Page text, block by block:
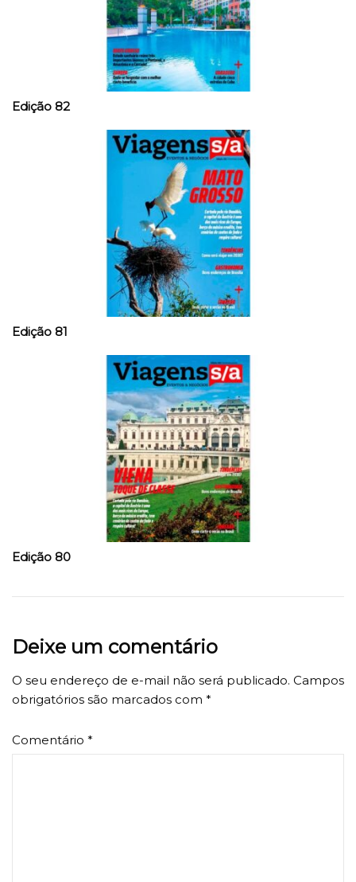
Edição 82
Edição 81
Edição 80
Deixe um comentário
O seu endereço de e-mail não será publicado. Campos
obrigatórios são marcados com *
Comentário *